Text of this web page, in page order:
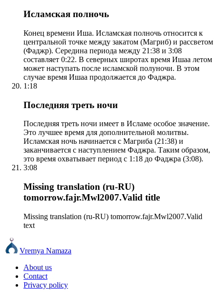
Исламская полночь
Конец времени Иша. Исламская полночь относится к
центральной точке между закатом (Магриб) и рассветом
(Фаджр). Середина периода между 21:38 и 3:08
составляет 0:22. В северных широтах время Ишаа летом
может наступать после исламской полуночи. В этом
случае время Ишаа продолжается до Фаджра.
1:18
Последняя треть ночи
Последняя треть ночи имеет в Исламе особое значение.
Это лучшее время для дополнительной молитвы.
Исламская ночь начинается с Магриба (21:38) и
заканчивается с наступлением Фаджра. Таким образом,
это время охватывает период с 1:18 до Фаджра (3:08).
3:08
Missing translation (ru-RU)
tomorrow.fajr.Mwl2007.Valid title
Missing translation (ru-RU) tomorrow.fajr.Mwl2007.Valid
text
Vremya Namaza
About us
Contact
Privacy policy